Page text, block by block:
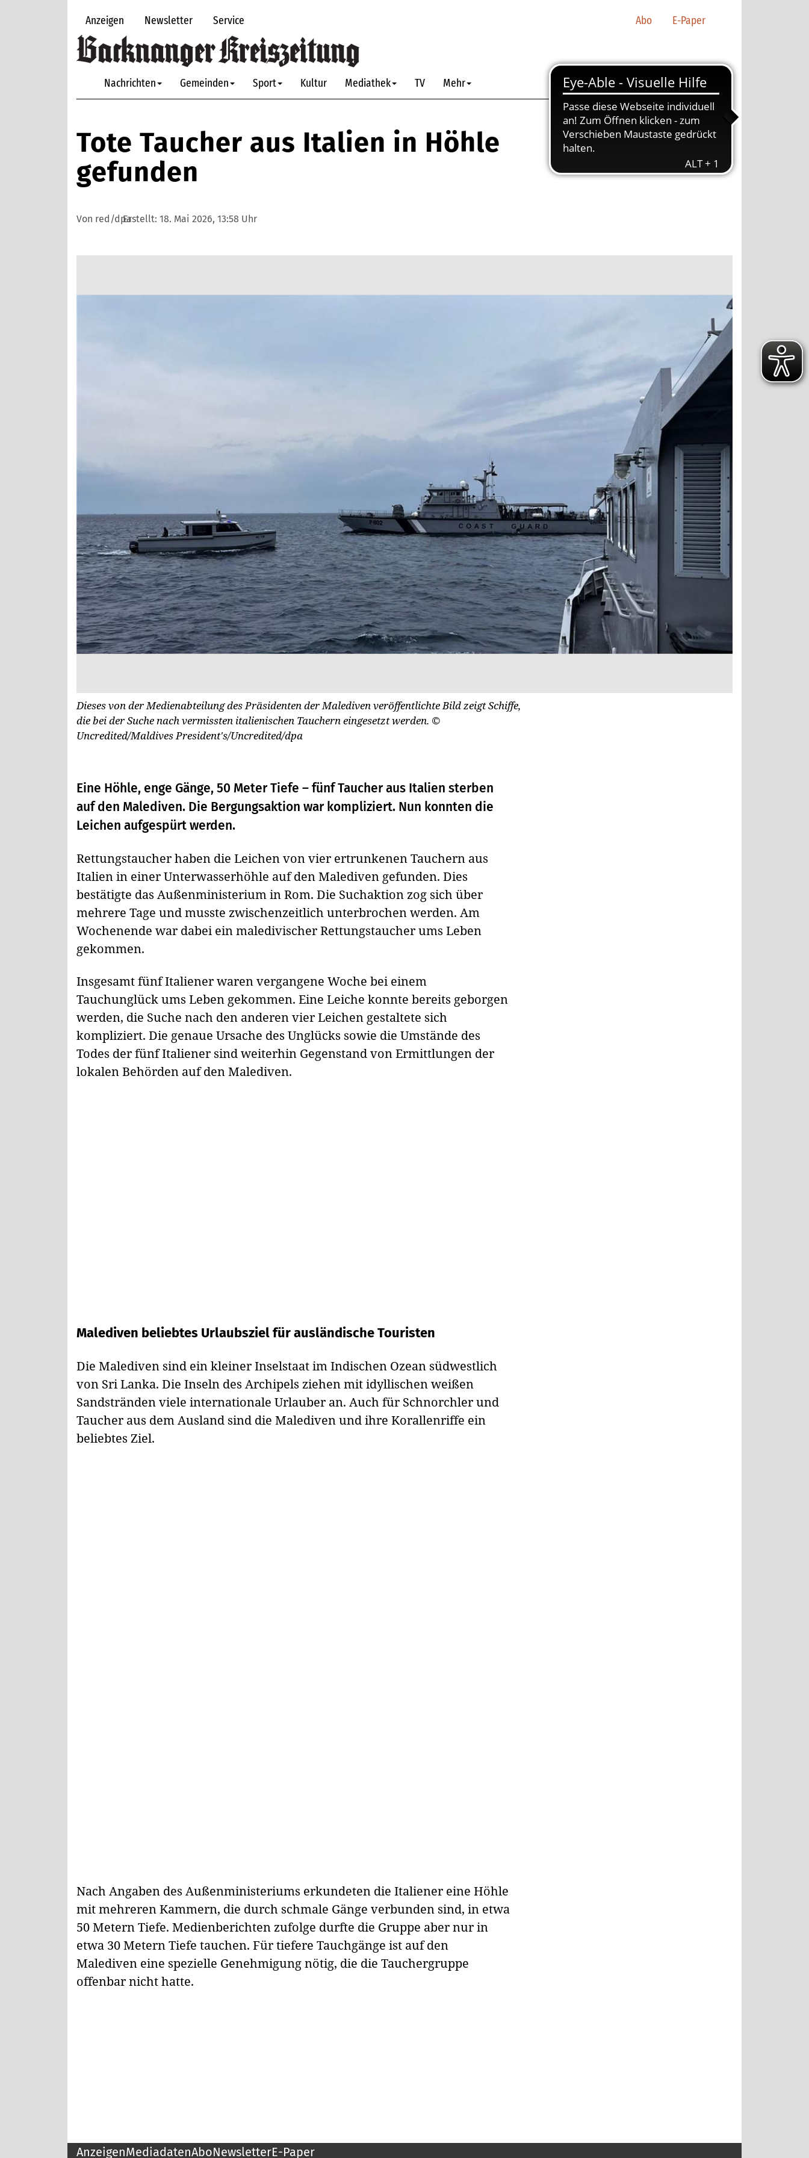
Anzeigen Newsletter Service Abo E-Paper
Nachrichten Gemeinden Sport Kultur Mediathek TV Mehr
Tote Taucher aus Italien in Höhle
gefunden
Von red/dpaErstellt: 18. Mai 2026, 13:58 Uhr
Dieses von der Medienabteilung des Präsidenten der Malediven veröffentlichte Bild zeigt Schiffe,
die bei der Suche nach vermissten italienischen Tauchern eingesetzt werden. ©
Uncredited/Maldives President's/Uncredited/dpa
Eine Höhle, enge Gänge, 50 Meter Tiefe – fünf Taucher aus Italien sterben
auf den Malediven. Die Bergungsaktion war kompliziert. Nun konnten die
Leichen aufgespürt werden.
Rettungstaucher haben die Leichen von vier ertrunkenen Tauchern aus
Italien in einer Unterwasserhöhle auf den Malediven gefunden. Dies
bestätigte das Außenministerium in Rom. Die Suchaktion zog sich über
mehrere Tage und musste zwischenzeitlich unterbrochen werden. Am
Wochenende war dabei ein maledivischer Rettungstaucher ums Leben
gekommen.
Insgesamt fünf Italiener waren vergangene Woche bei einem
Tauchunglück ums Leben gekommen. Eine Leiche konnte bereits geborgen
werden, die Suche nach den anderen vier Leichen gestaltete sich
kompliziert. Die genaue Ursache des Unglücks sowie die Umstände des
Todes der fünf Italiener sind weiterhin Gegenstand von Ermittlungen der
lokalen Behörden auf den Malediven.
Malediven beliebtes Urlaubsziel für ausländische Touristen
Die Malediven sind ein kleiner Inselstaat im Indischen Ozean südwestlich
von Sri Lanka. Die Inseln des Archipels ziehen mit idyllischen weißen
Sandstränden viele internationale Urlauber an. Auch für Schnorchler und
Taucher aus dem Ausland sind die Malediven und ihre Korallenriffe ein
beliebtes Ziel.
Nach Angaben des Außenministeriums erkundeten die Italiener eine Höhle
mit mehreren Kammern, die durch schmale Gänge verbunden sind, in etwa
50 Metern Tiefe. Medienberichten zufolge durfte die Gruppe aber nur in
etwa 30 Metern Tiefe tauchen. Für tiefere Tauchgänge ist auf den
Malediven eine spezielle Genehmigung nötig, die die Tauchergruppe
offenbar nicht hatte.
AnzeigenMediadatenAboNewsletterE-Paper